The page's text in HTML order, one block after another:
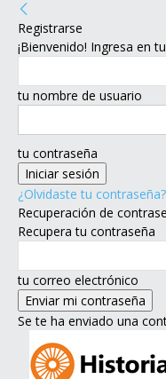
Registrarse
¡Bienvenido! Ingresa en
tu nombre de usuario
tu contraseña
¿Olvidaste tu
Recuperación de
Recupera tu contraseña
tu correo electrónico
Se te ha enviado una